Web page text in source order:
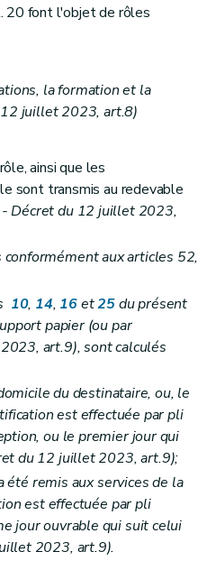
20 font l'objet de rôles
la formation et la
juillet 2023, art.8)
ainsi que les
sont transmis au redevable
Décret du 12 juillet 2023,
aux articles 52,
10, 14, 16et25du présent
papier (ou par
art.9), sont calculés
du destinataire, ou, le
est effectuée par pli
ou le premier jour qui
du 12 juillet 2023, art.9);
remis aux services de la
est effectuée par pli
jour ouvrable qui suit celui
2023, art.9).